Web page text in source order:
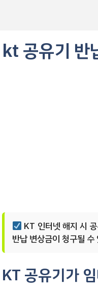
kt 공유기 반
KT 인터넷 해지 시
반납 변상금이 청구될
KT 공유기가